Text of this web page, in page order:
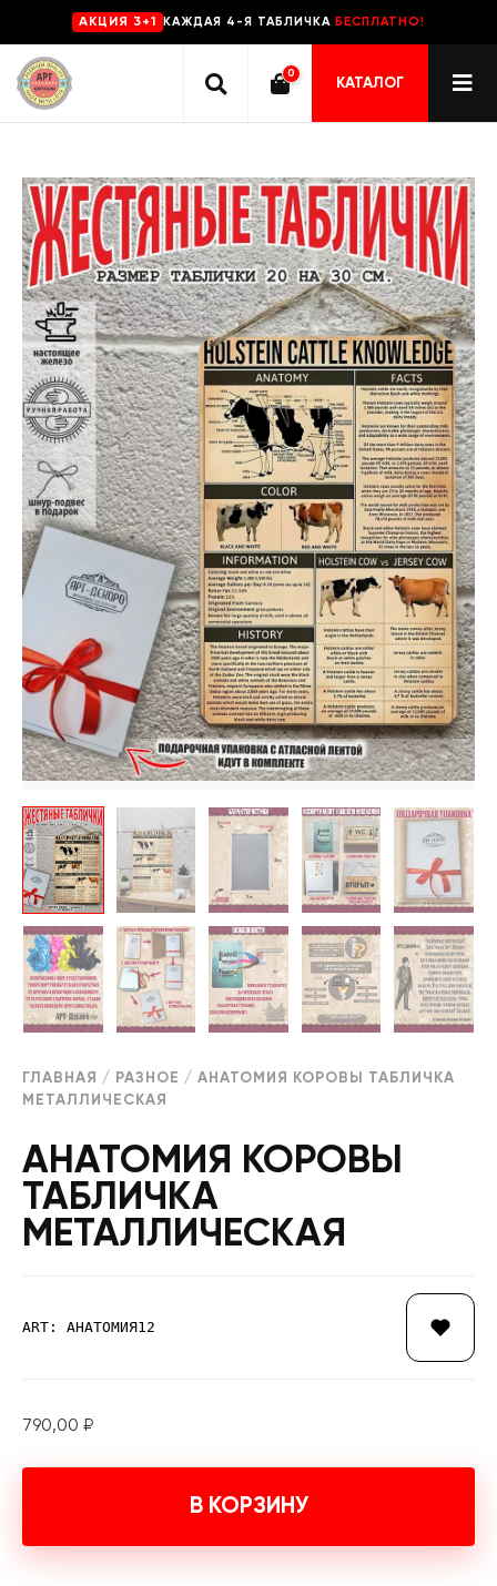
AKЦИЯ 3+1 КАЖДАЯ 4-Я ТАБЛИЧКА БЕСПЛАТНО!
0
КАТАЛОГ
ГЛАВНАЯ / РАЗНОЕ / АНАТОМИЯ КОРОВЫ ТАБЛИЧКА
МЕТАЛЛИЧЕСКАЯ
АНАТОМИЯ КОРОВЫ
ТАБЛИЧКА
МЕТАЛЛИЧЕСКАЯ
ART: АНАТОМИЯ12
790,00 ₽
В КОРЗИНУ